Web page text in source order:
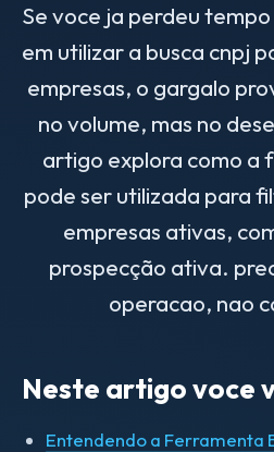
Se voce ja perdeu
em utilizar a busca cnpj
empresas, o gargalo
no volume, mas no
artigo explora como a
pode ser utilizada para
empresas ativas,
prospecção ativa.
operacao, nao
Neste artigo voce
Entendendo a Ferramenta